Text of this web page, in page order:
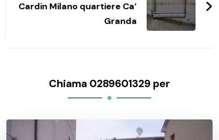
Cardin Milano quartiere Ca’
Granda
Chiama 0289601329 per